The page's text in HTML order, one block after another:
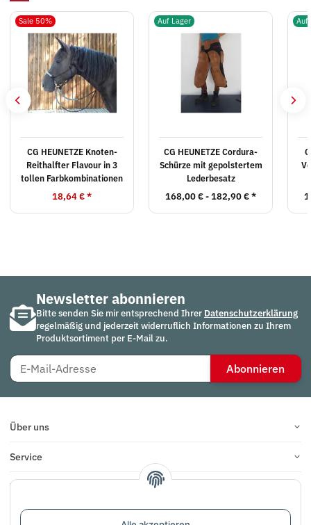
Sale 50%
CG HEUNETZE Knoten-
Reithalfter Flavour in 3
tollen Farbkombinationen
18,64 €*
Auf Lager
CG HEUNETZE Cordura-
Schürze mit gepolstertem
Lederbesatz
168,00 € -182,90 €*
Auf
Newsletter abonnieren
Bitte senden Sie mir entsprechend Ihrer Datenschutzerklärung
regelmäßig und jederzeit widerruflich Informationen zu Ihrem
Produktsortiment per E-Mail zu.
Abonnieren
Über uns
Service
Infos
Bewertungen